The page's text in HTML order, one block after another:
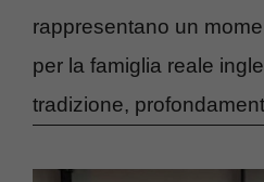
rappresentano un
per la famiglia reale
tradizione,